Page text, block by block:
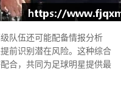
队伍还可能配备情报分析
前识别潜在风险。这种综合
合，共同为足球明星提供最